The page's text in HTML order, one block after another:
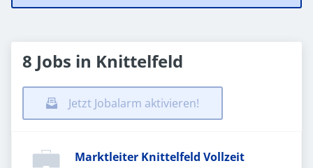
8 Jobs in Knittelfeld
Jetzt Jobalarm aktivieren!
Marktleiter Knittelfeld Vollzeit